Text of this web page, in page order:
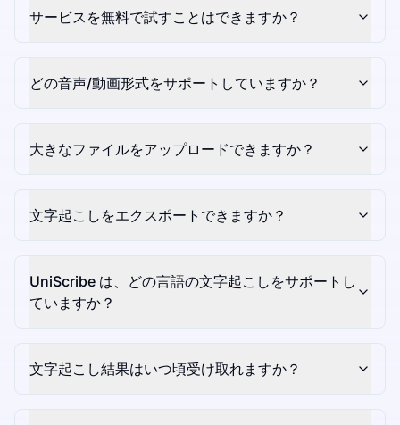
サービスを無料で試すことはできますか？
どの音声/動画形式をサポートしていますか？
大きなファイルをアップロードできますか？
文字起こしをエクスポートできますか？
UniScribe は、どの言語の文字起こしをサポートし
ていますか？
文字起こし結果はいつ頃受け取れますか？